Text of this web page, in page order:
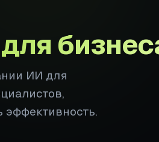
ИИ для
эффективность.